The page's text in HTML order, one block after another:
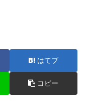
はてブ
コピー